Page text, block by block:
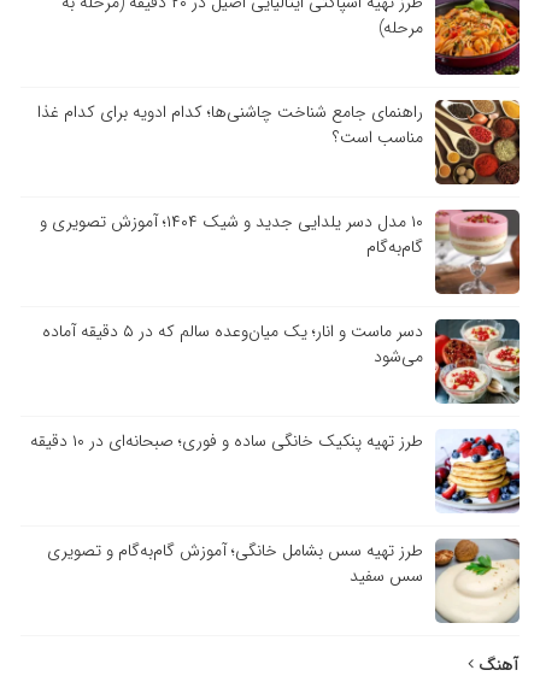
مرحله)
راهنمای جامع شناخت چاشنی‌ها؛ کدام ادویه برای کدام غذا
مناسب است؟
۱۰ مدل دسر یلدایی جدید و شیک ۱۴۰۴؛ آموزش تصویری و
گام‌به‌گام
دسر ماست و انار؛ یک میان‌وعده سالم که در ۵ دقیقه آماده
می‌شود
طرز تهیه پنکیک خانگی ساده و فوری؛ صبحانه‌ای در ۱۰ دقیقه
طرز تهیه سس بشامل خانگی؛ آموزش گام‌به‌گام و تصویری
سس سفید
آهنگ